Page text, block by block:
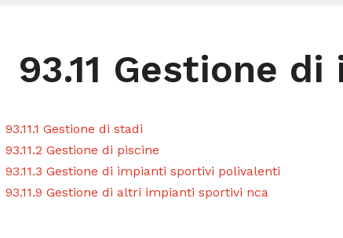
93.11 Gestione
93.11.1 Gestione di stadi
93.11.2 Gestione di piscine
93.11.3 Gestione di impianti sportivi polivalenti
93.11.9 Gestione di altri impianti sportivi nca